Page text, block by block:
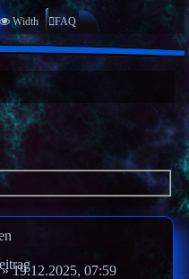
Width FAQ
»19.12.2025, 07:59